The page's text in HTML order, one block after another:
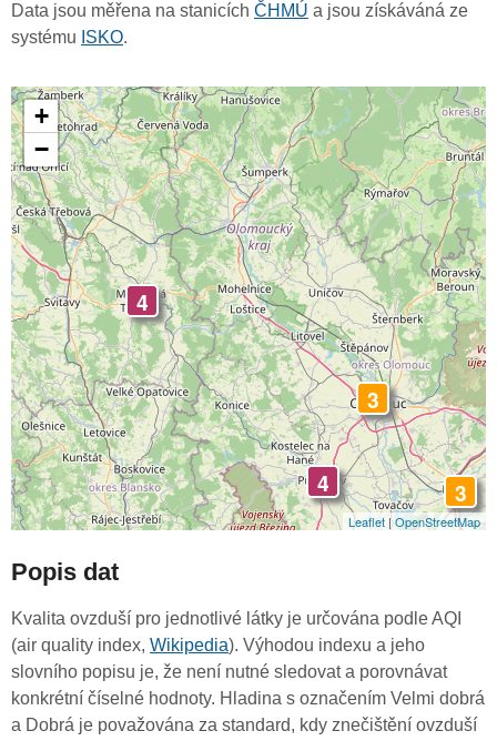
Data jsou měřena na stanicích ČHMÚ a jsou získáváná ze
systému ISKO.
4 3
3
4
+
−
Leaflet |OpenStreetMap
Popis dat
Kvalita ovzduší pro jednotlivé látky je určována podle AQI
(air quality index, Wikipedia). Výhodou indexu a jeho
slovního popisu je, že není nutné sledovat a porovnávat
konkrétní číselné hodnoty. Hladina s označením Velmi dobrá
a Dobrá je považována za standard, kdy znečištění ovzduší